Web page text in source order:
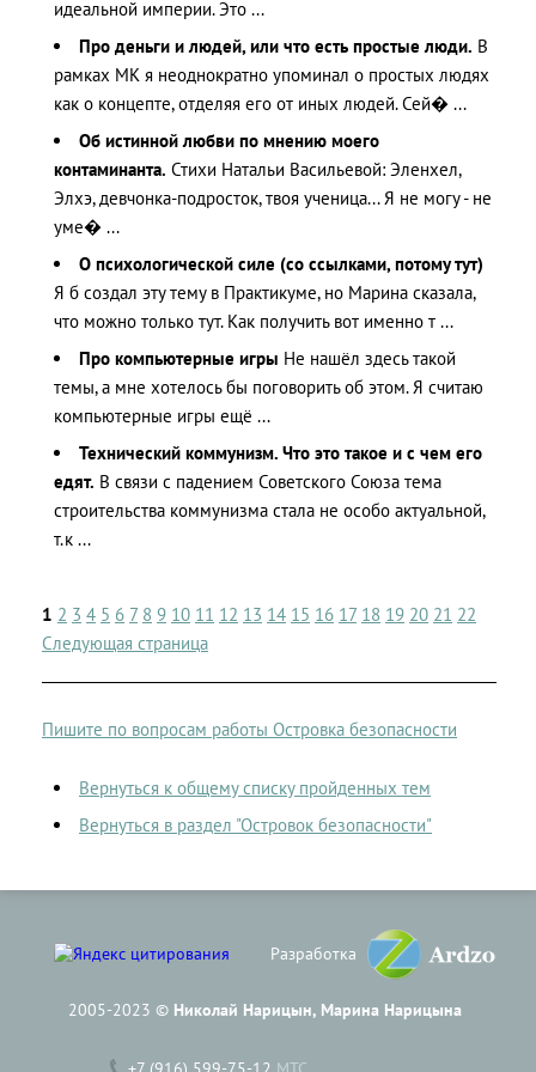
идеальной империи. Это ...
Про деньги и людей, или что есть простые люди. В
рамках МК я неоднократно упоминал о простых людях
как о концепте, отделяя его от иных людей. Сей� ...
Об истинной любви по мнению моего
контаминанта. Стихи Натальи Васильевой: Эленхел,
Элхэ, девчонка-подросток, твоя ученица... Я не могу - не
уме� ...
О психологической силе (со ссылками, потому тут)
Я б создал эту тему в Практикуме, но Марина сказала,
что можно только тут. Как получить вот именно т ...
Про компьютерные игры Не нашёл здесь такой
темы, а мне хотелось бы поговорить об этом. Я считаю
компьютерные игры ещё ...
Технический коммунизм. Что это такое и с чем его
едят. В связи с падением Советского Союза тема
строительства коммунизма стала не особо актуальной,
т.к ...
1 2 3 4 5 6 7 8 9 10 11 12 13 14 15 16 17 18 19 20 21 22
Следующая страница
Пишите по вопросам работы Островка безопасности
Вернуться к общему списку пройденных тем
Вернуться в раздел "Островок безопасности"
Разработка
2005-2023 © Николай Нарицын, Марина Нарицына